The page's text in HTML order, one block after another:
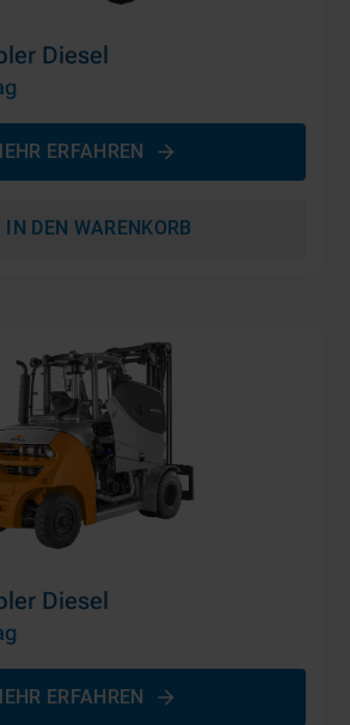
Diesel
ERFAHREN
IN DEN WARENKORB
Diesel
ERFAHREN